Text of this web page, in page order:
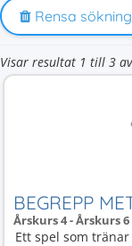
Rensa sökning
Visar resultat 1 till 3
BEGREPP
Årskurs 4 - Årskurs 6
Ett spel som